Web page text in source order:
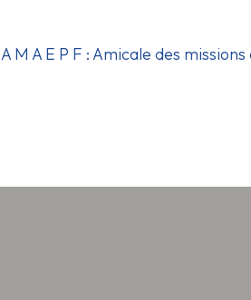
A M A E P F : Amicale des